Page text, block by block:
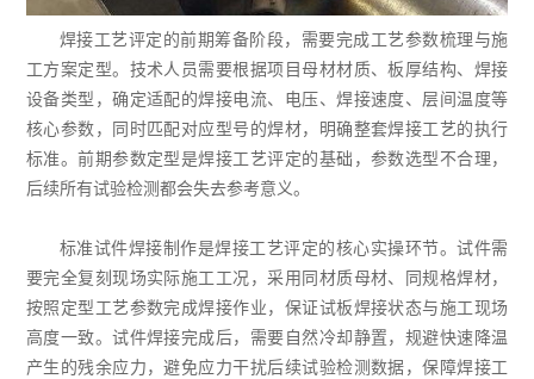
焊接工艺评定的前期筹备阶段，需要完成工艺参数梳理与施
工方案定型。技术人员需要根据项目母材材质、板厚结构、焊接
设备类型，确定适配的焊接电流、电压、焊接速度、层间温度等
核心参数，同时匹配对应型号的焊材，明确整套焊接工艺的执行
标准。前期参数定型是焊接工艺评定的基础，参数选型不合理，
后续所有试验检测都会失去参考意义。
标准试件焊接制作是焊接工艺评定的核心实操环节。试件需
要完全复刻现场实际施工工况，采用同材质母材、同规格焊材，
按照定型工艺参数完成焊接作业，保证试板焊接状态与施工现场
高度一致。试件焊接完成后，需要自然冷却静置，规避快速降温
产生的残余应力，避免应力干扰后续试验检测数据，保障焊接工